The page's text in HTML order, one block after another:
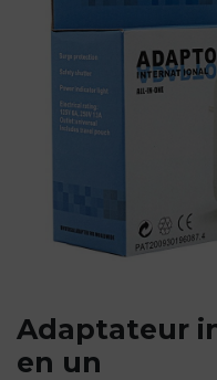
Adaptateur
en un